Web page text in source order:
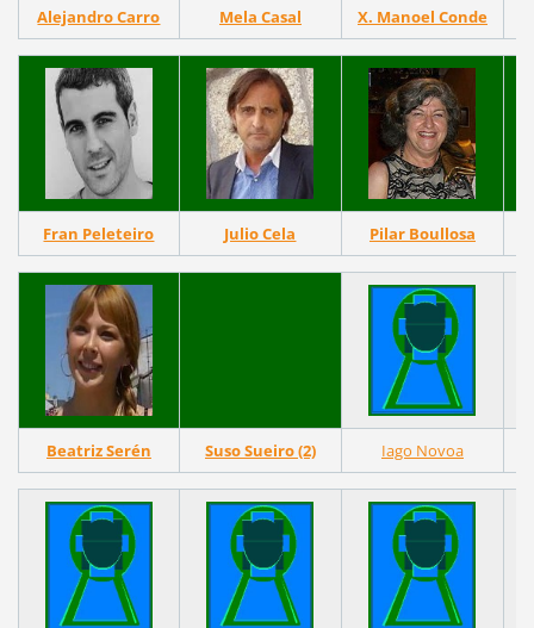
Alejandro Carro Mela Casal X. Manoel Conde
Fran Peleteiro Julio Cela Pilar Boullosa
Beatriz Serén Suso Sueiro (2) Iago Novoa